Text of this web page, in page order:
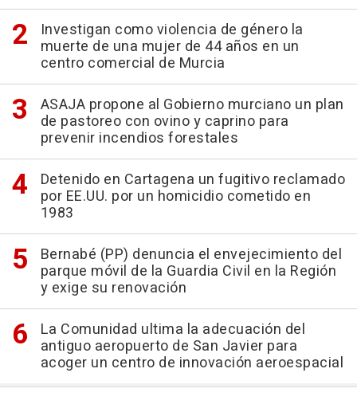
Investigan como violencia de género la
muerte de una mujer de 44 años en un
centro comercial de Murcia
ASAJA propone al Gobierno murciano un plan
de pastoreo con ovino y caprino para
prevenir incendios forestales
Detenido en Cartagena un fugitivo reclamado
por EE.UU. por un homicidio cometido en
1983
Bernabé (PP) denuncia el envejecimiento del
parque móvil de la Guardia Civil en la Región
y exige su renovación
La Comunidad ultima la adecuación del
antiguo aeropuerto de San Javier para
acoger un centro de innovación aeroespacial